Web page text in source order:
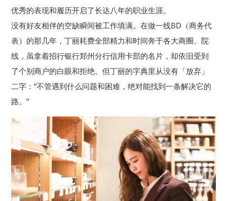
优秀的表现和履历开启了长达八年的职业生涯。
没有好友相伴的空缺瞬间被工作填满。在做一线BD（商务代
表）的那几年，丁丽耗费全部精力和时间奔于各大商圈、院
线，虽拿着招行银行郑州分行信用卡部的名片，却依旧受到
了个别商户的白眼和拒绝。但丁丽的字典里从没有「放弃」
二字：“不管遇到什么问题和困难，绝对能找到一条解决它的
路。”